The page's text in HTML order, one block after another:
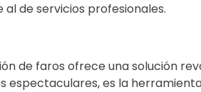
de servicios profesionales.
de faros ofrece una solución
espectaculares, es la